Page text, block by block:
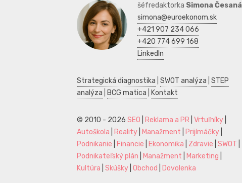
šéfredaktorka Simona Česaná
simona@euroekonom.sk
+421 907 234 066
+420 774 699 168
LinkedIn
Strategická diagnostika SWOT analýza STEP
analýza
BCG matica Kontakt
© 2010 - 2026 SEO Reklama a PR Vrtuľníky
Autoškola
Reality Manažment Prijímáčky
Podnikanie
Financie Ekonomika Zdravie SWOT
Podnikateľský plán
Manažment Marketing
Kultúra Skúšky Obchod Dovolenka